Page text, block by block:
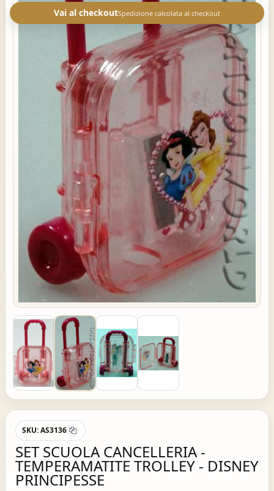
Vai al checkoutSpedizione calcolata al checkout
SKU:AS3136
SET SCUOLA CANCELLERIA -
TEMPERAMATITE TROLLEY - DISNEY
PRINCIPESSE